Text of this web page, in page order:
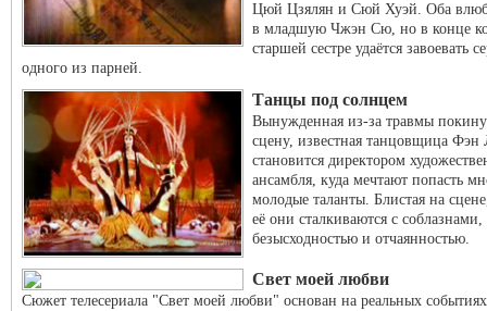
Цюй Цзялян и Сюй Хуэй. Оба
в младшую Чжэн Сю, но в конце
старшей сестре удаётся завоевать
одного из парней.
Танцы под солнцем
Вынужденная из-за травмы
сцену, известная танцовщица Фэн
становится директором
ансамбля, куда мечтают попасть
молодые таланты. Блистая на
её они сталкиваются с соблазнами,
безысходностью и отчаянностью.
Свет моей любви
Сюжет телесериала "Свет моей любви" основан на реальных